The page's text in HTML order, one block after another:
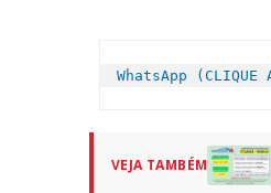
WhatsApp (CLIQUE
VEJA TAMBÉM